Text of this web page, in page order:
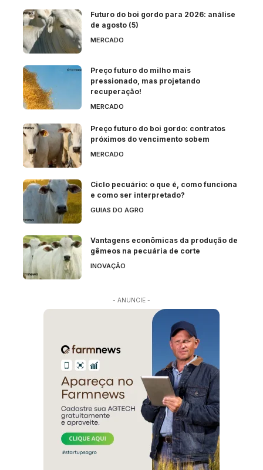
Futuro do boi gordo para 2026: análise
de agosto (5)
MERCADO
Preço futuro do milho mais
pressionado, mas projetando
recuperação!
MERCADO
Preço futuro do boi gordo: contratos
próximos do vencimento sobem
MERCADO
Ciclo pecuário: o que é, como funciona
e como ser interpretado?
GUIAS DO AGRO
Vantagens econômicas da produção de
gêmeos na pecuária de corte
INOVAÇÃO
- ANUNCIE -